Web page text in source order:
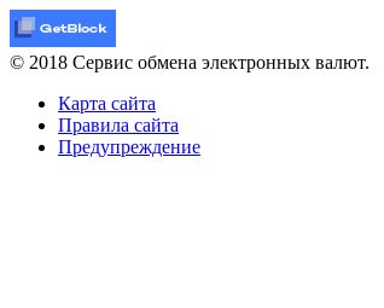
© 2018 Сервис обмена электронных валют.
Карта сайта
Правила сайта
Предупреждение